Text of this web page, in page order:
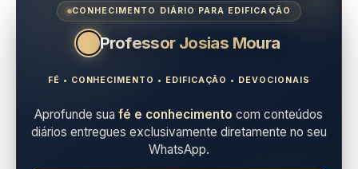
CONHECIMENTO DIÁRIO PARA EDIFICAÇÃO
Professor Josias Moura
FÉ • CONHECIMENTO • EDIFICAÇÃO • DEVOCIONAIS
Aprofunde suafé e conhecimento com conteúdos
diários entregues exclusivamente diretamente no seu
WhatsApp.